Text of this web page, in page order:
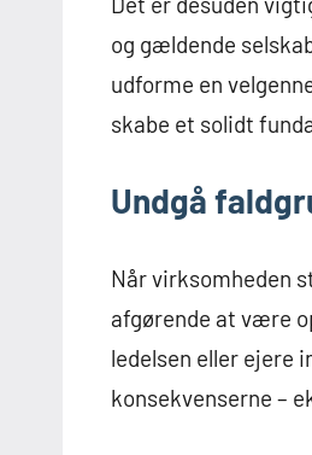
og gældende
udforme en
skabe et solidt
Undgå
Når virksomheden
afgørende at være
ledelsen eller ejere
konsekvenserne –